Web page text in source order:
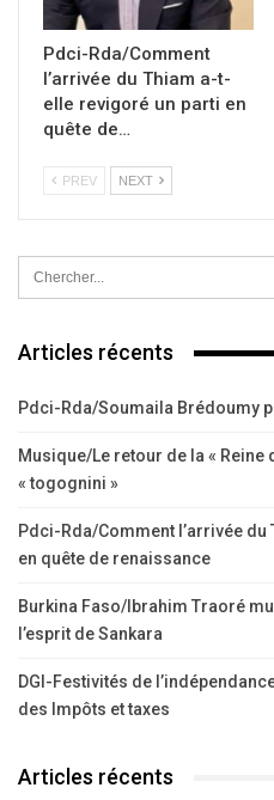
Pdci-Rda/Comment
l’arrivée du Thiam a-t-
elle revigoré un parti en
quête de…
PREV NEXT
Articles récents
Pdci-Rda/Soumaila Brédoumy
Musique/Le retour de la « Reine
« togognini »
Pdci-Rda/Comment l’arrivée
en quête de renaissance
Burkina Faso/Ibrahim Traoré
l’esprit de Sankara
DGI-Festivités de
des Impôts et taxes
Articles récents